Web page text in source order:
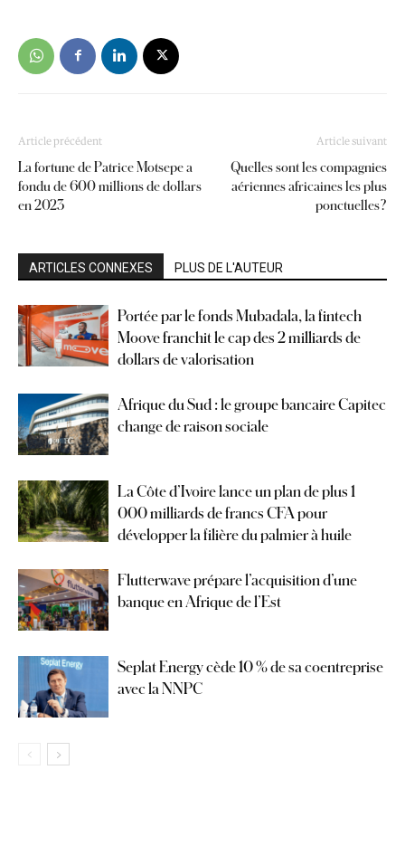
Article précédent
La fortune de Patrice Motsepe a
fondu de 600 millions de dollars
en 2023
Article suivant
Quelles sont les compagnies
aériennes africaines les plus
ponctuelles ?
ARTICLES CONNEXES PLUS DE L'AUTEUR
Portée par le fonds Mubadala, la fintech
Moove franchit le cap des 2 milliards de
dollars de valorisation
Afrique du Sud : le groupe bancaire Capitec
change de raison sociale
La Côte d’Ivoire lance un plan de plus 1
000 milliards de francs CFA pour
développer la filière du palmier à huile
Flutterwave prépare l’acquisition d’une
banque en Afrique de l’Est
Seplat Energy cède 10 % de sa coentreprise
avec la NNPC